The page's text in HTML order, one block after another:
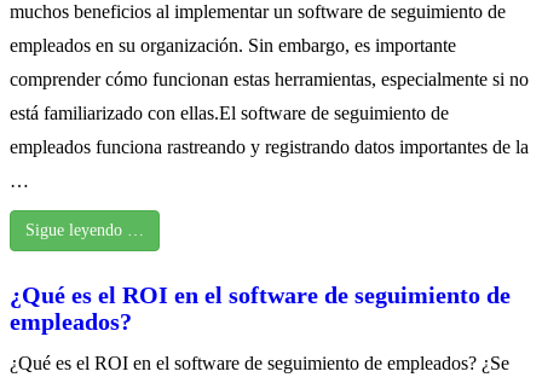
muchos beneficios al implementar un software de seguimiento de
empleados en su organización. Sin embargo, es importante
comprender cómo funcionan estas herramientas, especialmente si no
está familiarizado con ellas.El software de seguimiento de
empleados funciona rastreando y registrando datos importantes de la
…
Sigue leyendo …
¿Qué es el ROI en el software de seguimiento de
empleados?
¿Qué es el ROI en el software de seguimiento de empleados? ¿Se